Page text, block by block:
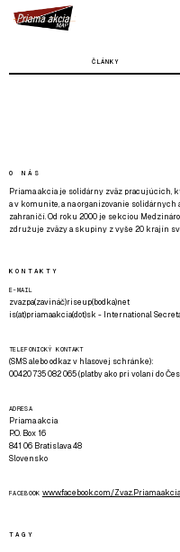
ČLÁNKY
O NÁS
Priama akcia je solidárny zväz pracujúcich,
a v komunite, a na organizovanie
zahraničí. Od roku 2000 je sekciou
združuje zväzy a skupiny z vyše 20 krajín
KONTAKTY
E-MAIL
zvazpa(zavináč)riseup(bodka)net
is(at)priamaakcia(dot)sk - International
TELEFONICKÝ KONTAKT
(SMS alebo odkaz v hlasovej schránke):
00420 735 082 065 (platby ako pri volaní do
ADRESA
Priama akcia
P.O. Box 16
841 06 Bratislava 48
Slovensko
FACEBOOK www.facebook.com/Zvaz.Priama.akcia
TAGY